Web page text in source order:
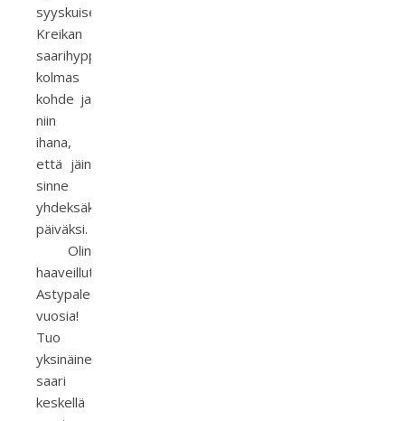
syyskuisen
Kreikan
saarihyppelyni
kolmas
kohde ja
niin
ihana,
että jäin
sinne
yhdeksäksi
päiväksi.
Olin
haaveillut
Astypaleasta
vuosia!
Tuo
yksinäinen
saari
keskellä